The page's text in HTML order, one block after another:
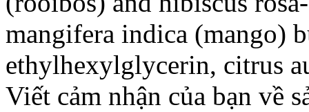
mangifera indica (mango)
ethylhexylglycerin, citrus
Viết cảm nhận của bạn về